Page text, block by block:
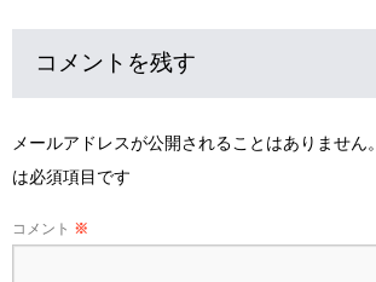
コメントを残す
メールアドレスが公開されることはありません。
は必須項目です
コメント ※